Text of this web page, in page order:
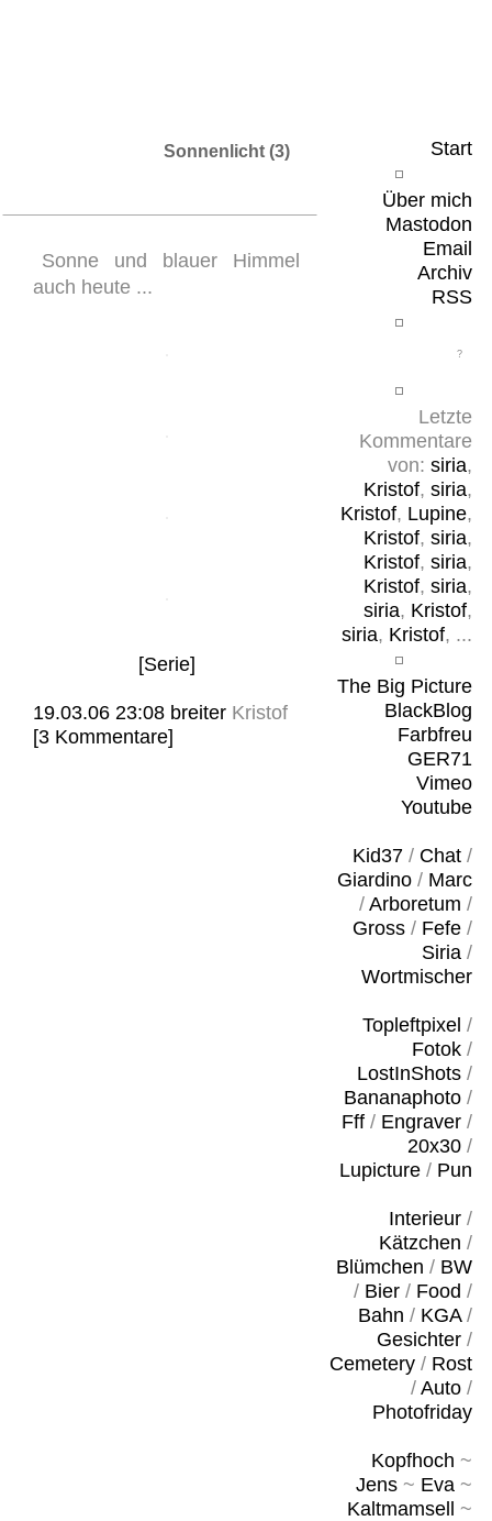
Start
Über mich
Mastodon
Email
Archiv
RSS
Letzte
Kommentare
von: siria,
Kristof, siria,
Kristof, Lupine,
Kristof, siria,
Kristof, siria,
Kristof, siria,
siria, Kristof,
siria, Kristof, ...
The Big Picture
BlackBlog
Farbfreu
GER71
Vimeo
Youtube
Kid37/ Chat/
Giardino/ Marc
/ Arboretum /
Gross/ Fefe/
Siria/
Wortmischer
Topleftpixel /
Fotok/
LostInShots/
Bananaphoto/
Fff/ Engraver/
20x30/
Lupicture/ Pun
Interieur/
Kätzchen /
Blümchen / BW
/ Bier/ Food /
Bahn / KGA/
Gesichter/
Cemetery/ Rost
/ Auto/
Photofriday
Kopfhoch ~
Jens~ Eva~
Kaltmamsell
~
Sonnenlicht (3)
Sonne und blauer Himmel
auch heute ...
[Serie]
19.03.06 23:08 breiter Kristof
[3 Kommentare]